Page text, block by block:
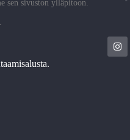
sen sivuston ylläpitoon.